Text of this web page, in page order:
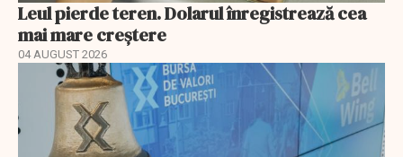
Leul pierde teren. Dolarul înregistrează cea
mai mare creștere
04 AUGUST 2026